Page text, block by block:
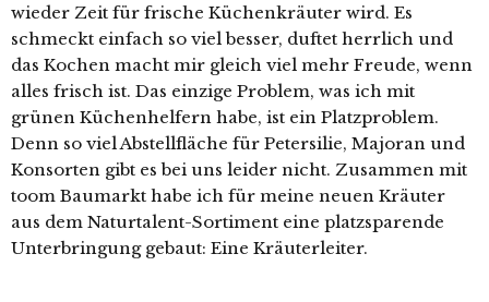
wieder Zeit für frische Küchenkräuter wird. Es
schmeckt einfach so viel besser, duftet herrlich und
das Kochen macht mir gleich viel mehr Freude, wenn
alles frisch ist. Das einzige Problem, was ich mit
grünen Küchenhelfern habe, ist ein Platzproblem.
Denn so viel Abstellfläche für Petersilie, Majoran und
Konsorten gibt es bei uns leider nicht. Zusammen mit
toom Baumarkt habe ich für meine neuen Kräuter
aus dem Naturtalent-Sortiment eine platzsparende
Unterbringung gebaut: Eine Kräuterleiter.